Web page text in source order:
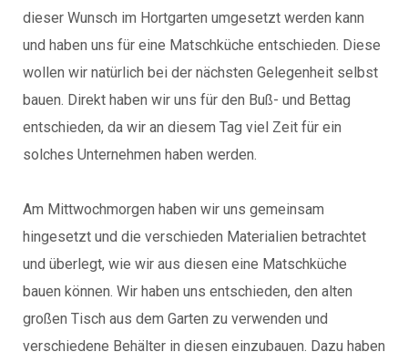
dieser Wunsch im Hortgarten umgesetzt werden kann
und haben uns für eine Matschküche entschieden. Diese
wollen wir natürlich bei der nächsten Gelegenheit selbst
bauen. Direkt haben wir uns für den Buß- und Bettag
entschieden, da wir an diesem Tag viel Zeit für ein
solches Unternehmen haben werden.
Am Mittwochmorgen haben wir uns gemeinsam
hingesetzt und die verschieden Materialien betrachtet
und überlegt, wie wir aus diesen eine Matschküche
bauen können. Wir haben uns entschieden, den alten
großen Tisch aus dem Garten zu verwenden und
verschiedene Behälter in diesen einzubauen. Dazu haben